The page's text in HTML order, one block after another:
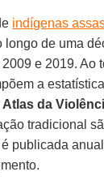
indígenas
longo de uma
e 2019. Ao
a
Atlas da
tradicional
publicada